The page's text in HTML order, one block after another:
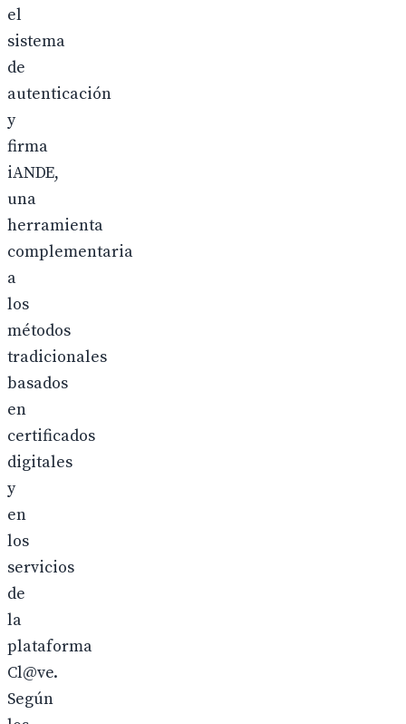
el
sistema
de
autenticación
y
firma
iANDE,
una
herramienta
complementaria
a
los
métodos
tradicionales
basados
en
certificados
digitales
y
en
los
servicios
de
la
plataforma
Cl@ve.
Según